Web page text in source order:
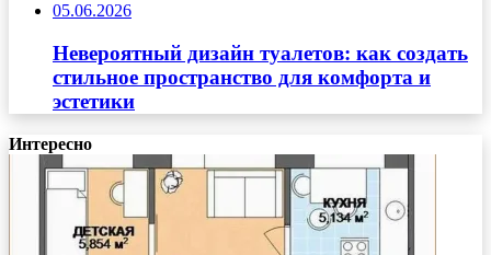
05.06.2026
Невероятный дизайн туалетов: как создать
стильное пространство для комфорта и
эстетики
Интересно